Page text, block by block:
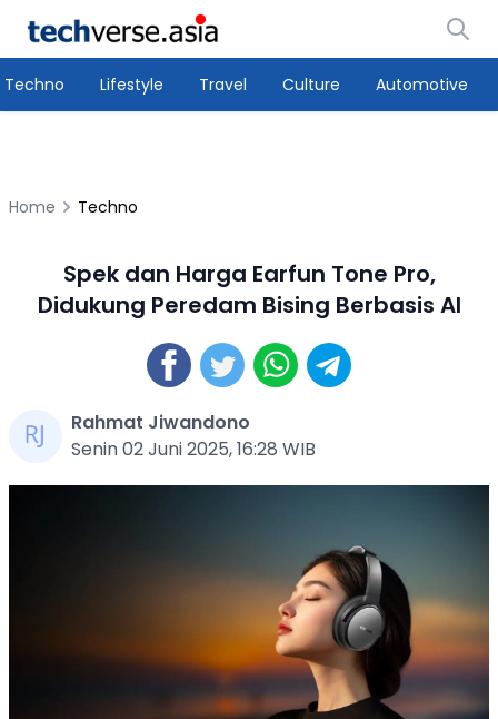
Techno Lifestyle Travel Culture Automotive
Home Techno
Spek dan Harga Earfun Tone Pro,
Didukung Peredam Bising Berbasis AI
Rahmat Jiwandono
Senin 02 Juni 2025, 16:28 WIB